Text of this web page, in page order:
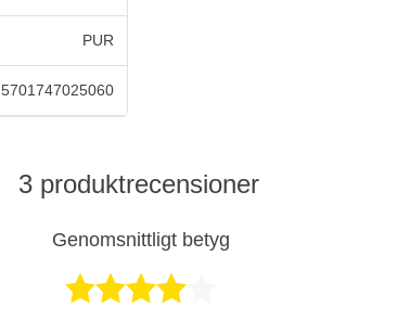
PUR
5701747025060
3 produktrecensioner
Genomsnittligt betyg